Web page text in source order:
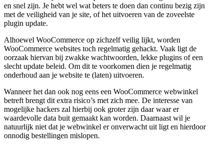
en snel zijn. Je hebt wel wat beters te doen dan continu bezig zijn
met de veiligheid van je site, of het uitvoeren van de zoveelste
plugin update.
Alhoewel WooCommerce op zichzelf veilig lijkt, worden
WooCommerce websites toch regelmatig gehackt. Vaak ligt de
oorzaak hiervan bij zwakke wachtwoorden, lekke plugins of een
slecht update beleid. Om dit te voorkomen dien je regelmatig
onderhoud aan je website te (laten) uitvoeren.
Wanneer het dan ook nog eens een WooCommerce webwinkel
betreft brengt dit extra risico’s met zich mee. De interesse van
mogelijke hackers zal hierbij ook groter zijn daar waar er
waardevolle data buit gemaakt kan worden. Daarnaast wil je
natuurlijk niet dat je webwinkel er onverwacht uit ligt en hierdoor
onnodig bestellingen mislopen.